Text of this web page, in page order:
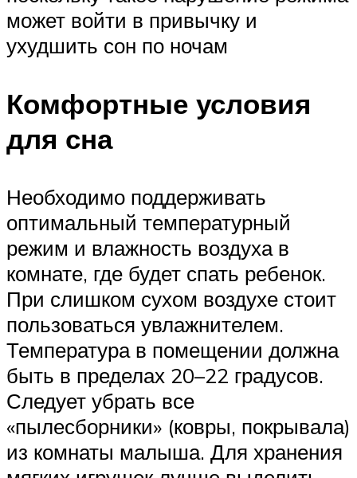
может войти в привычку и
ухудшить сон по ночам
Комфортные условия
для сна
Необходимо поддерживать
оптимальный температурный
режим и влажность воздуха в
комнате, где будет спать ребенок.
При слишком сухом воздухе стоит
пользоваться увлажнителем.
Температура в помещении должна
быть в пределах 20–22 градусов.
Следует убрать все
«пылесборники» (ковры, покрывала)
из комнаты малыша. Для хранения